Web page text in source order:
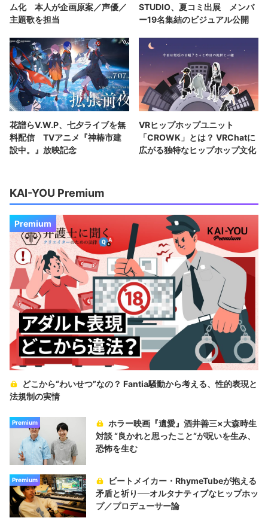
ム化 本人が企画原案／声優／
主題歌を担当
STUDIO、夏コミ出展 メンバ
ー19名集結のビジュアル公開
花譜らV.W.P、七夕ライブを無
料配信 TVアニメ『神椿市建
設中。』放映記念
VRヒップホップユニット
「CROWK」とは？ VRChatに
広がる独特なヒップホップ文化
KAI-YOU Premium
Premium
どこから“わいせつ”なの？ Fantia騒動から考える、性的表現と
法規制の実情
Premium
ホラー映画『遺愛』酒井善三×大森時生
対談 “良かれと思ったこと“が呪いを生み、
恐怖を生む
Premium
ビートメイカー・RhymeTubeが抱える
矛盾と祈り──オルタナティブなヒップホッ
プ／プロデューサー論